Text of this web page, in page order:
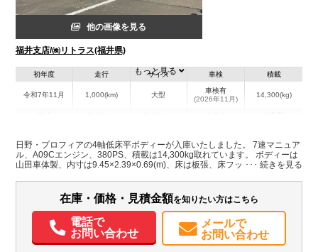
他の画像を見る
福井支店/㈱リトラス(福井県)
初年度
令和7年11月
走行
1,000(km)
サイズ
大型
車検
車検有
(2026年11月)
積載
14,300(kg)
福井県
W:2,390
H:690
パワステ パワーウィンドウ ABS エアバッグ
電動格納ミラー
ETC
バックモニター
もっと見る
日野・プロフィアの4軸低床平ボディーが入庫いたしました。 7速マニュア
ル、A09Cエンジン、380PS、積載は14,300kg取れています。 ボディーは
山田車体製、内寸は9.45×2.39×0.69(m)、床は板張、床フック：6対、引出
番、工具箱、シートデッキ・左右ハシゴはステン、アルミホイール装着
で、見た目もキリっと決まった1台です！
在庫・価格・見積金額を知りたい方はこちら
電話で
お問い合わせ
メールで
お問い合わせ